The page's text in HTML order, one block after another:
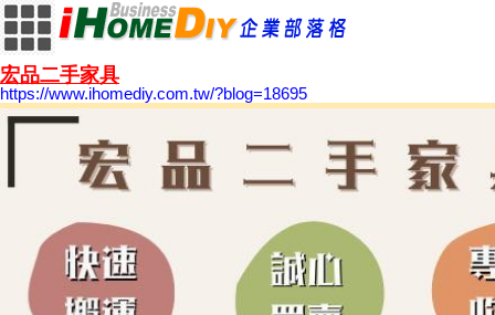
宏品二手家具
https://www.ihomediy.com.tw/?blog=18695